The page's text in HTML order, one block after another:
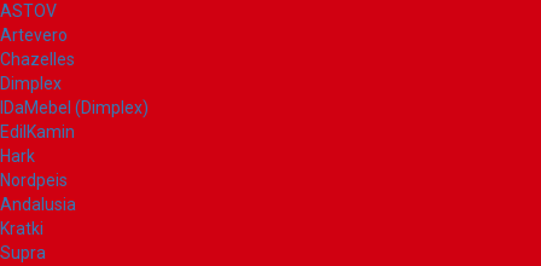
ASTOV
Artevero
Chazelles
Dimplex
IDaMebel (Dimplex)
EdilKamin
Hark
Nordpeis
Andalusia
Kratki
Supra